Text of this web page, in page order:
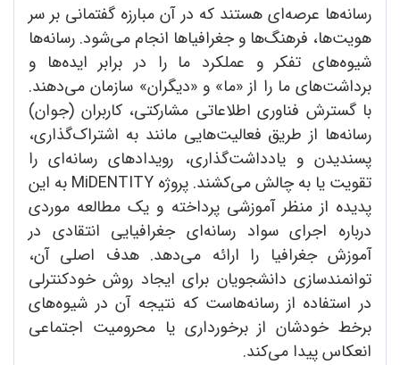
رسانه‌ها عرصه‌ای هستند که در آن مبارزه گفتمانی بر سر
هویت‌ها، فرهنگ‌ها و جغرافیاها انجام می‌شود. رسانه‌ها
شیوه‌های تفکر و عملکرد ما را در برابر ایده‌ها و
برداشت‌های ما را از «ما» و «دیگران» سازمان می‌دهند.
با گسترش فناوری اطلاعاتی مشارکتی، کاربران (جوان)
رسانه‌ها از طریق فعالیت‌هایی مانند به اشتراک‌گذاری،
پسندیدن و یادداشت‌گذاری، رویدادهای رسانه‌ای را
تقویت یا به چالش می‌کشند. پروژه MiDENTITY به این
پدیده از منظر آموزشی پرداخته و یک مطالعه موردی
درباره اجرای سواد رسانه‌ای جغرافیایی انتقادی در
آموزش جغرافیا را ارائه می‌دهد. هدف اصلی آن،
توانمندسازی دانشجویان برای ایجاد روش خودکنترلی
در استفاده از رسانه‌هاست که نتیجه آن در شیوه‌های
برخط خودشان از برخورداری یا محرومیت اجتماعی
انعکاس پیدا می‌کند.